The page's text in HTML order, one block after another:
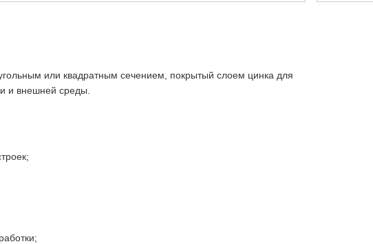
или квадратным сечением, покрытый слоем цинка для
и внешней среды.